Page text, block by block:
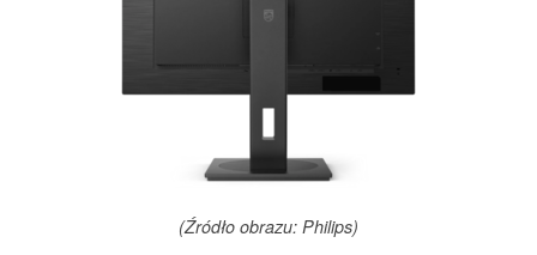
(Źródło obrazu: Philips)